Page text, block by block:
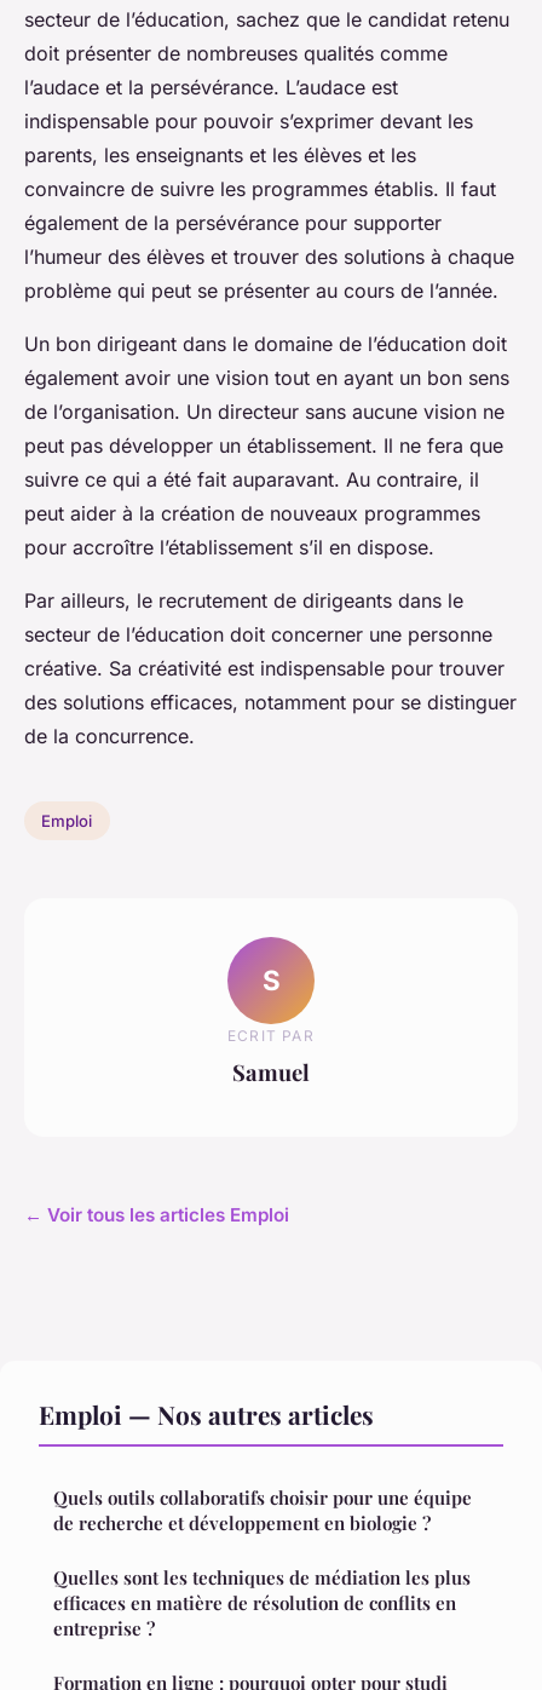
secteur de l’éducation, sachez que le candidat retenu
doit présenter de nombreuses qualités comme
l’audace et la persévérance. L’audace est
indispensable pour pouvoir s’exprimer devant les
parents, les enseignants et les élèves et les
convaincre de suivre les programmes établis. Il faut
également de la persévérance pour supporter
l’humeur des élèves et trouver des solutions à chaque
problème qui peut se présenter au cours de l’année.
Un bon dirigeant dans le domaine de l’éducation doit
également avoir une vision tout en ayant un bon sens
de l’organisation. Un directeur sans aucune vision ne
peut pas développer un établissement. Il ne fera que
suivre ce qui a été fait auparavant. Au contraire, il
peut aider à la création de nouveaux programmes
pour accroître l’établissement s’il en dispose.
Par ailleurs, le recrutement de dirigeants dans le
secteur de l’éducation doit concerner une personne
créative. Sa créativité est indispensable pour trouver
des solutions efficaces, notamment pour se distinguer
de la concurrence.
Emploi
S
ECRIT PAR
Samuel
← Voir tous les articles Emploi
Emploi — Nos autres articles
Quels outils collaboratifs choisir pour une équipe
de recherche et développement en biologie ?
Quelles sont les techniques de médiation les plus
efficaces en matière de résolution de conflits en
entreprise ?
Formation en ligne : pourquoi opter pour studi